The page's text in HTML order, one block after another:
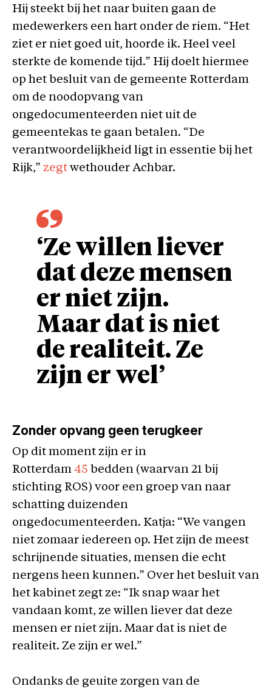
Hij steekt bij het naar buiten gaan de
medewerkers een hart onder de riem. “Het
ziet er niet goed uit, hoorde ik. Heel veel
sterkte de komende tijd.” Hij doelt hiermee
op het besluit van de gemeente Rotterdam
om de noodopvang van
ongedocumenteerden niet uit de
gemeentekas te gaan betalen. “De
verantwoordelijkheid ligt in essentie bij het
Rijk,” zegt wethouder Achbar.
‘Ze willen liever
dat deze mensen
er niet zijn.
Maar dat is niet
de realiteit. Ze
zijn er wel’
Zonder opvang geen terugkeer
Op dit moment zijn er in
Rotterdam 45 bedden (waarvan 21 bij
stichting ROS) voor een groep van naar
schatting duizenden
ongedocumenteerden. Katja: “We vangen
niet zomaar iedereen op. Het zijn de meest
schrijnende situaties, mensen die echt
nergens heen kunnen.” Over het besluit van
het kabinet zegt ze: “Ik snap waar het
vandaan komt, ze willen liever dat deze
mensen er niet zijn. Maar dat is niet de
realiteit. Ze zijn er wel.”
Ondanks de geuite zorgen van de